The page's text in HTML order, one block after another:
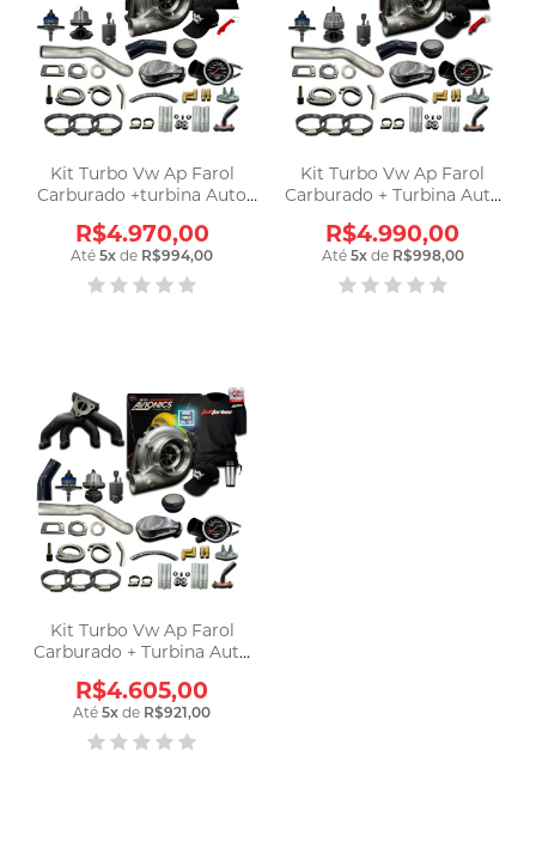
Kit Turbo Vw Ap Farol
Carburado +turbina Auto
R$4.970,00
Até5x de R$994,00
Kit Turbo Vw Ap Farol
Carburado + Turbina Auto
R$4.990,00
Até 5xde R$998,00
Kit Turbo Vw Ap Farol
Carburado + Turbina Auto
R$4.605,00
Até5x de R$921,00